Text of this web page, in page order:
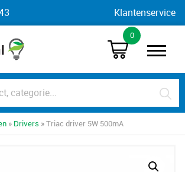
Klantenservice
0
» Drivers » Triac driver 5W 500mA